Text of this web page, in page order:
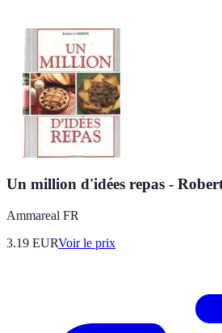
Un million d'idées repas -
Ammareal FR
3.19 EURVoir le prix